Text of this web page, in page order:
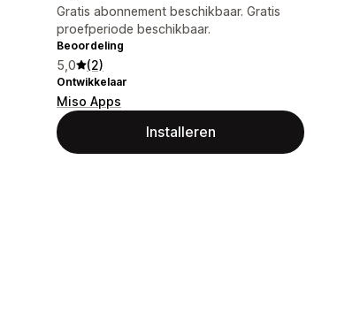
Gratis abonnement beschikbaar. Gratis
proefperiode beschikbaar.
Beoordeling
5,0 (2)
Ontwikkelaar
Miso Apps
Installeren